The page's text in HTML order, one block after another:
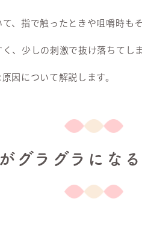
、指で触ったときや咀嚼時も
、少しの刺激で抜け落ちてし
因について解説します。
グラグラにな